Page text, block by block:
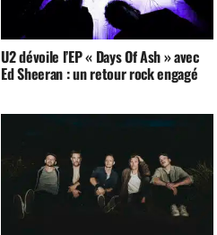
U2 dévoile l’EP « Days Of Ash » avec
Ed Sheeran : un retour rock engagé